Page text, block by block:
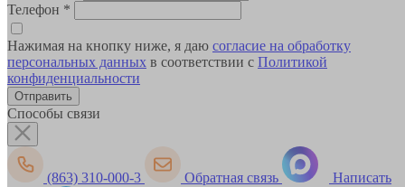
Телефон *
Нажимая на кнопку ниже, я даю согласие на обработку
персональных данных в соответствии с Политикой
конфиденциальности
Способы связи
(863) 310-000-3 Обратная связь Написать